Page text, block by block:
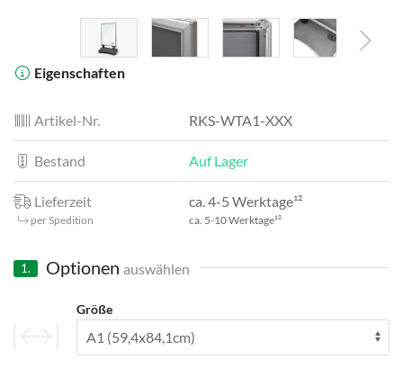
Eigenschaften
Artikel-Nr. RKS-WTA1-XXX
Bestand Auf Lager
Lieferzeit
per Spedition
ca. 4-5 Werktage¹²
ca. 5-10 Werktage¹²
1. Optionen auswählen
Größe